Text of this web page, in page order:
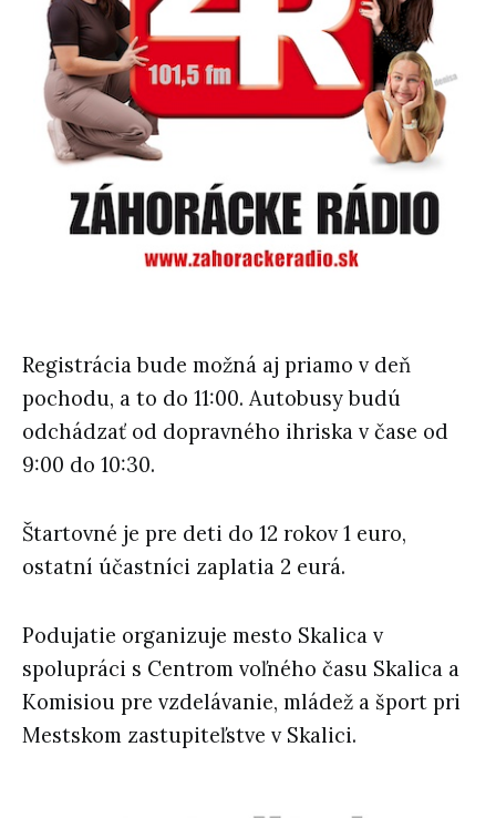
Registrácia bude možná aj priamo v deň
pochodu, a to do 11:00. Autobusy budú
odchádzať od dopravného ihriska v čase od
9:00 do 10:30.
Štartovné je pre deti do 12 rokov 1 euro,
ostatní účastníci zaplatia 2 eurá.
Podujatie organizuje mesto Skalica v
spolupráci s Centrom voľného času Skalica a
Komisiou pre vzdelávanie, mládež a šport pri
Mestskom zastupiteľstve v Skalici.